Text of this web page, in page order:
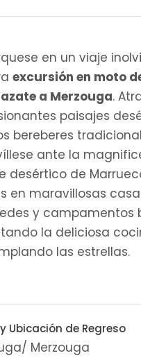
en un viaje
excursión en moto
a Merzouga.
paisajes
bereberes
ante la
desértico de
en maravillosas
y campamentos
la deliciosa
las estrellas.
Ubicación de Regreso
Merzouga